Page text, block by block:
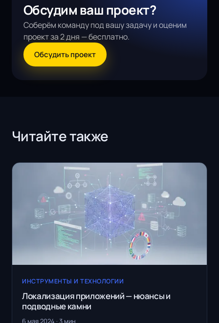
Обсудим ваш проект?
Соберём команду под вашу задачу и оценим
проект за 2 дня — бесплатно.
Обсудить проект
Читайте также
ИНСТРУМЕНТЫ И ТЕХНОЛОГИИ
Локализация приложений — нюансы и
подводные камни
6 мая 2024 · 3 мин